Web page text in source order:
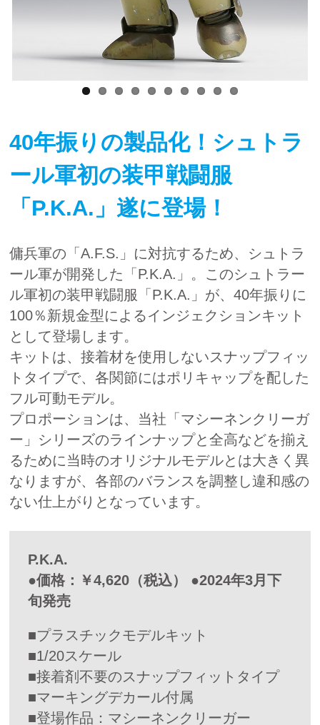
40年振りの製品化！シュトラ
ール軍初の装甲戦闘服
「P.K.A.」遂に登場！
傭兵軍の「A.F.S.」に対抗するため、シュトラ
ール軍が開発した「P.K.A.」。このシュトラー
ル軍初の装甲戦闘服「P.K.A.」が、40年振りに
100％新規金型によるインジェクションキット
として登場します。
キットは、接着材を使用しないスナップフィッ
トタイプで、各関節にはポリキャップを配した
フル可動モデル。
プロポーションは、当社「マシーネンクリーガ
ー」シリーズのラインナップと全高などを揃え
るために当時のオリジナルモデルとは大きく異
なりますが、各部のバランスを調整し違和感の
ない仕上がりとなっています。
P.K.A.
●価格：￥4,620（税込） ●2024年3月下
旬発売
■プラスチックモデルキット
■1/20スケール
■接着剤不要のスナップフィットタイプ
■マーキングデカール付属
■登場作品：マシーネンクリーガー